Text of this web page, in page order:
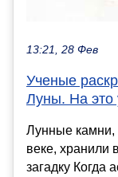
13:21, 28 Фев
Ученые
Луны. На это
Лунные камни,
веке, хранили
загадку Когда